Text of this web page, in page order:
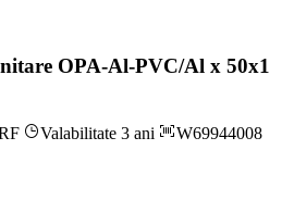
OPA-Al-PVC/Al x 50x1
Valabilitate 3 ani
W69944008